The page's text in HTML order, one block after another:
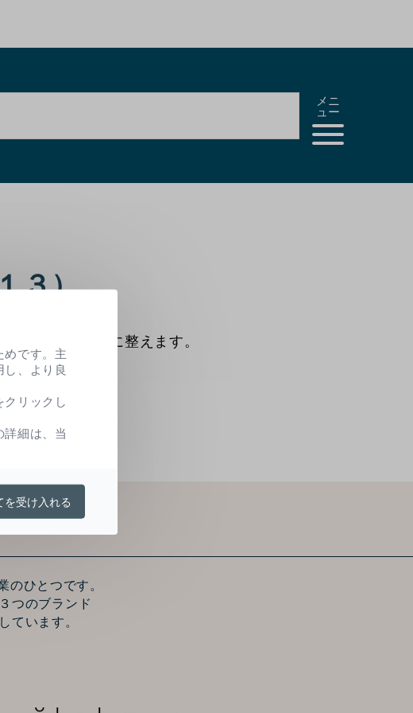
メニ
ュー
３）
や健やかな肌に整えます。
ひとつです。
つのブランド
ています。
です。主
、より良
リックし
細は、当
を受け入れる